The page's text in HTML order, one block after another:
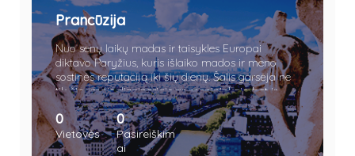
Prancūzija
Nuo senų laikų madas ir taisykles Europai
diktavo Paryžius, kuris išlaiko mados ir meno
sostinės reputaciją iki šių dienų. Šalis garsėja ne
tik žinomais dizaineriais ar menininkais, bet ir
kokybiškais tauriaisiais gėrimais, sūriu, Eifelio
bokštu, Triumfo arka ir Disneilendu.
0
Vietovės
0
Pasireiškim
ai